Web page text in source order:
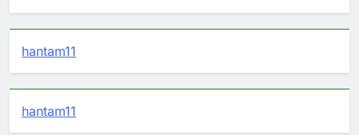
hantam11
hantam11